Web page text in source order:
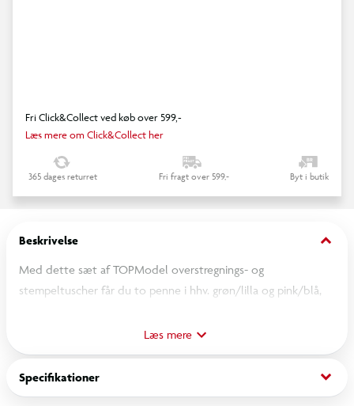
Fri Click&Collect ved køb over 599,-
Læs mere om Click&Collect her
365 dages returret Fri fragt over 599,- Byt i butik
Beskrivelse keyboard_arrow_down
Med dette sæt af TOPModel overstregnings- og
stempeltuscher får du to penne i hhv. grøn/lilla og pink/blå,
stempelrullefunktion samlet i én! Den ene pen har
stempelmotiv med hjerter, den anden med poteaftryk.
Læs mere
Specifikationer keyboard_arrow_down